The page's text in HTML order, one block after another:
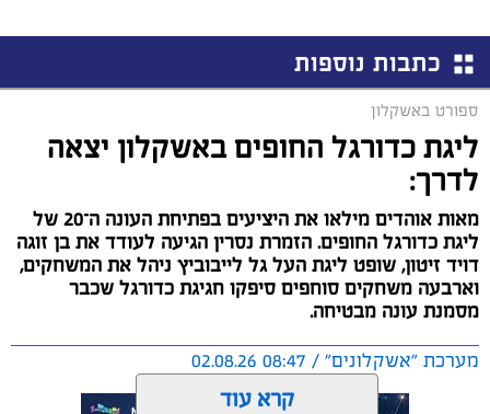
כתבות נוספות
ספורט באשקלון
ליגת כדורגל החופים באשקלון יצאה
לדרך:
מאות אוהדים מילאו את היציעים בפתיחת העונה ה־20 של
ליגת כדורגל החופים. הזמרת נסרין הגיעה לעודד את בן זוגה
דויד זיטון, שופט ליגת העל גל לייבוביץ ניהל את המשחקים,
וארבעה משחקים סוחפים סיפקו חגיגת כדורגל שכבר
מסמנת עונה מבטיחה.
מערכת "אשקלונים" / 08:47 02.08.26
קרא עוד